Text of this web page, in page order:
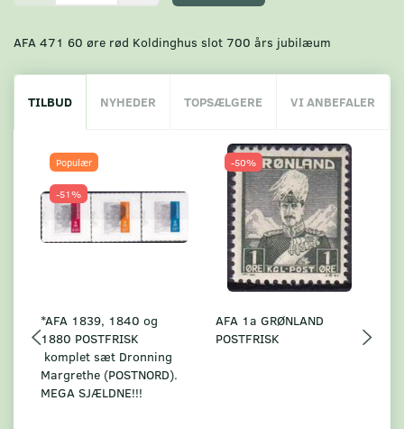
AFA 471 60 øre rød Koldinghus slot 700 års jubilæum
TILBUD NYHEDER TOPSÆLGERE VI ANBEFALER
Populær
-51%
*AFA 1839, 1840 og
1880 POSTFRISK
komplet sæt Dronning
Margrethe (POSTNORD).
MEGA SJÆLDNE!!!
-50%
AFA 1a GRØNLAND
POSTFRISK